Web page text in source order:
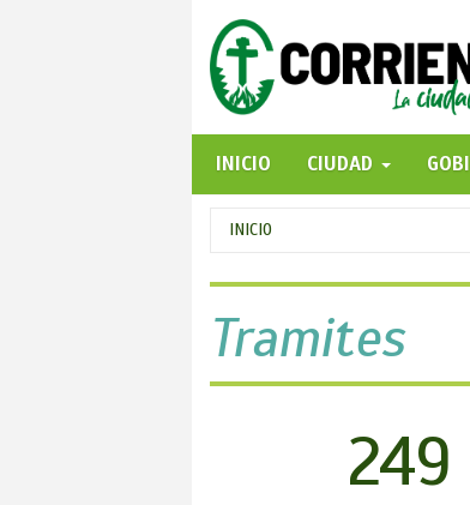
INICIO
CIUDAD
Se
encuentra
usted
aquí
INICIO
Tramites
249